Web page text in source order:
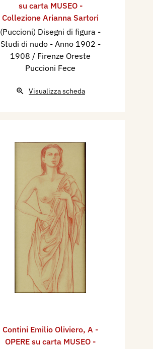
su carta MUSEO -
Collezione Arianna Sartori
(Puccioni) Disegni di figura -
Studi di nudo - Anno 1902 -
1908 / Firenze Oreste
Puccioni Fece
Visualizza scheda
Contini Emilio Oliviero, A -
OPERE su carta MUSEO -